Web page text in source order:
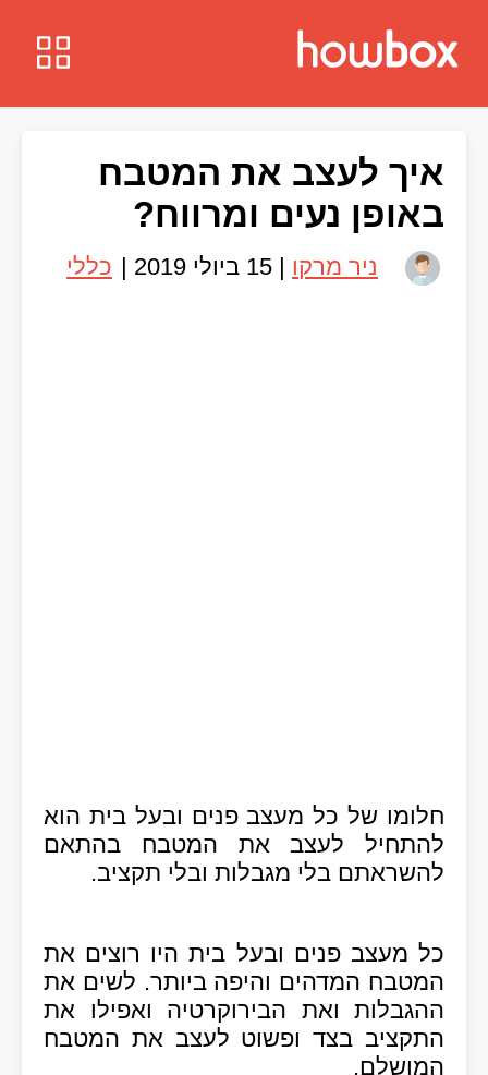
איך לעצב את המטבח
באופן נעים ומרווח?
ניר מרקו | 15 ביולי 2019 | כללי
חלומו של כל מעצב פנים ובעל בית הוא
להתחיל לעצב את המטבח בהתאם
להשראתם בלי מגבלות ובלי תקציב.
כל מעצב פנים ובעל בית היו רוצים את
המטבח המדהים והיפה ביותר. לשים את
ההגבלות ואת הבירוקרטיה ואפילו את
התקציב בצד ופשוט לעצב את המטבח
המושלם.